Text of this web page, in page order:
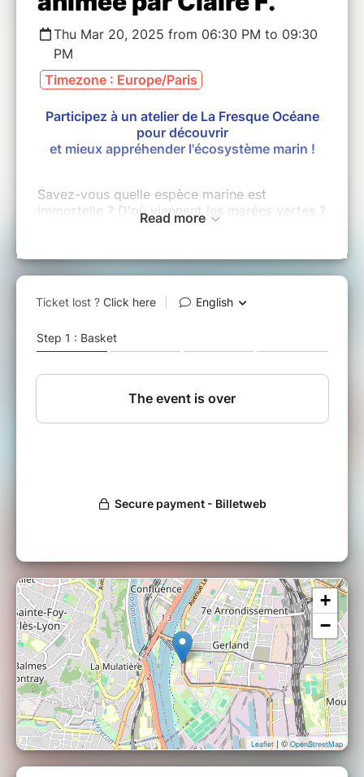
Thu Mar 20, 2025 from 06:30 PM to 09:30
PM
Timezone : Europe/Paris
Participez à un atelier de La Fresque Océane
pour découvrir
et mieux appréhender l'écosystème marin !
Savez-vous quelle espèce marine est
immortelle ? D'où viennent les marées vertes ?
Quelle est la différence entre la pêche à la
part du transport maritime dans le transport
de marchandises ?
Venez découvrir la “Fresque Océane”, un
d'une meilleure compréhension d’ensemble des
enjeux de l’océan, à la fois en termes de
collectivement !
quotidien n'auront plus de secret pour vous...
citoyens, collectivités, entreprises ou écoles, et
vous plongera dans une exploration sous-
marine collective.
Pour en savoir plus :www.fresqueoceane.org
Read more
+
−
Leaflet| ©OpenStreetMap